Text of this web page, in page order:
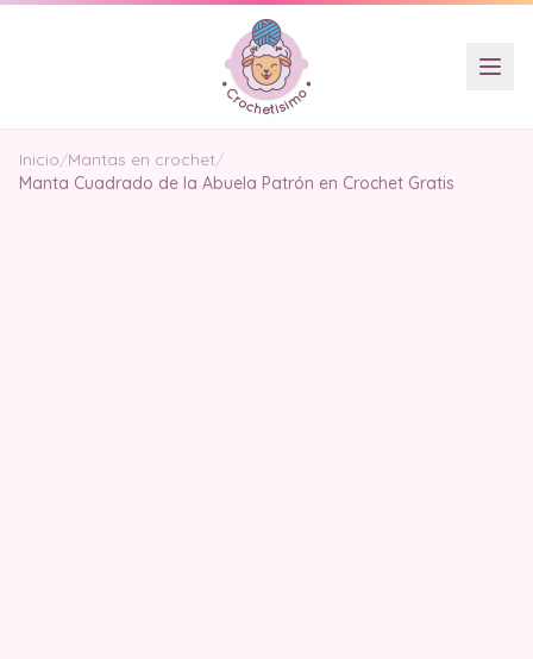
Inicio/Mantas en crochet/
Manta Cuadrado de la Abuela Patrón en Crochet Gratis